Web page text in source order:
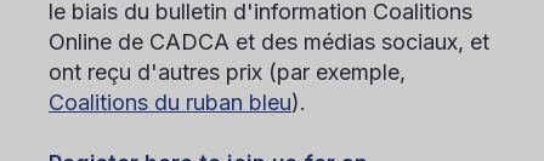
le biais du bulletin d'information Coalitions
Online de CADCA et des médias sociaux, et
ont reçu d'autres prix (par exemple,
Coalitions du ruban bleu).